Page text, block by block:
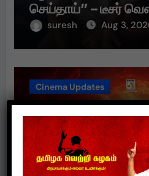
செய்தாய்” – டீசர்
suresh Aug 3,
Cinema Updates